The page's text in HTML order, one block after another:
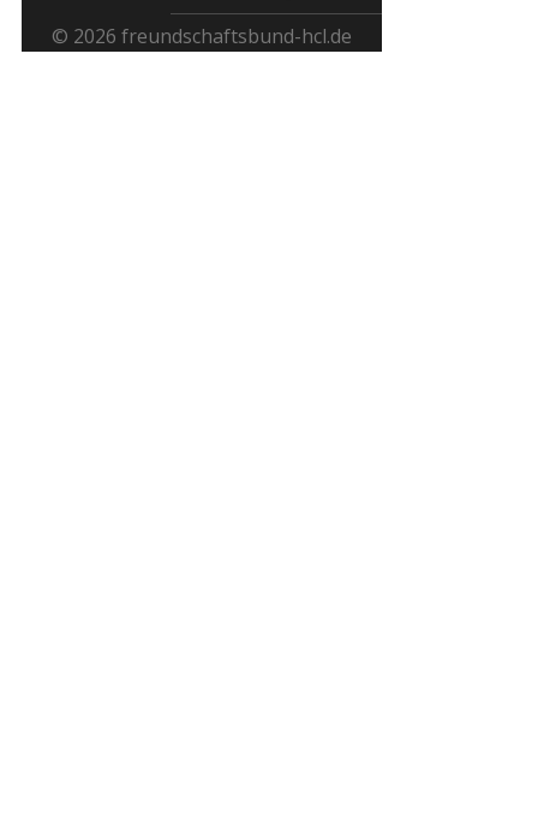
© 2026 freundschaftsbund-hcl.de